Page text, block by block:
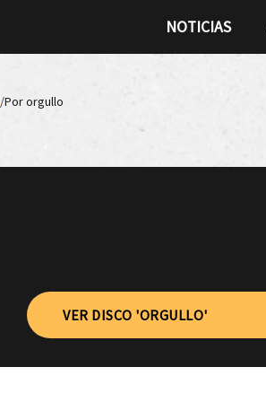
NOTICIAS
/Por orgullo
VER DISCO 'ORGULLO'